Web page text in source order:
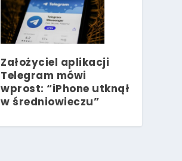
Założyciel aplikacji
Telegram mówi
wprost: “iPhone utknął
w średniowieczu”